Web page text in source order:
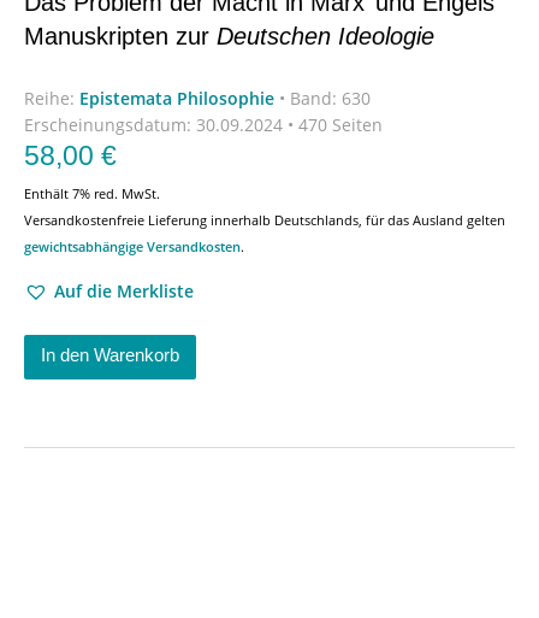
Manuskripten zur Deutschen Ideologie
Reihe: Epistemata Philosophie • Band: 630
Erscheinungsdatum: 30.09.2024 • 470 Seiten
58,00 €
Enthält 7% red. MwSt.
Versandkostenfreie Lieferung innerhalb Deutschlands, für das Ausland gelten
gewichtsabhängige Versandkosten.
Auf die Merkliste
In den Warenkorb